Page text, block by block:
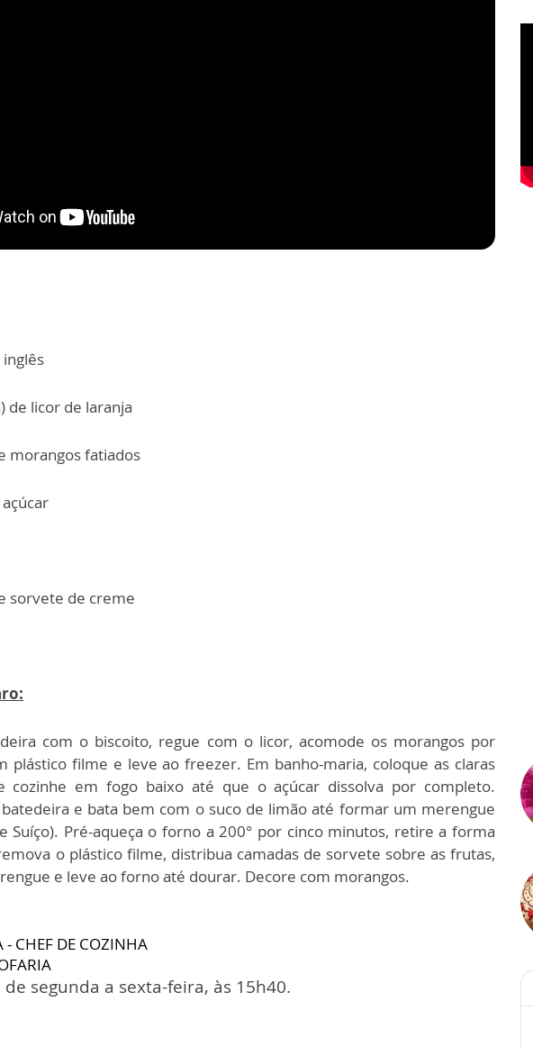
de licor de laranja
morangos fatiados
sorvete de creme
com o biscoito, regue com o licor, acomode os morangos por
plástico filme e leve ao freezer. Em banho-maria, coloque as claras
cozinhe em fogo baixo até que o açúcar dissolva por completo.
e bata bem com o suco de limão até formar um merengue
Suíço). Pré-aqueça o forno a 200° por cinco minutos, retire a forma
o plástico filme, distribua camadas de sorvete sobre as frutas,
e leve ao forno até dourar. Decore com morangos.
- CHEF DE COZINHA
de segunda a sexta-feira, às 15h40.